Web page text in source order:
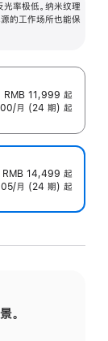
率极低。纳米纹理
的工作场所也能保
RMB 11,999 起
月 (24 期) 起
RMB 14,499 起
月 (24 期) 起
。